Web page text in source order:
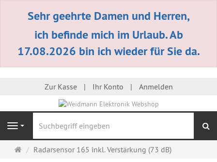
Sehr geehrte Damen und Herren,
ich befinde mich im Urlaub. Ab
17.08.2026 bin ich wieder für Sie da.
Zur Kasse Ihr Konto Anmelden
Navigation
Startseite
Radarsensor 165 inkl. Verstärkung (73 dB)